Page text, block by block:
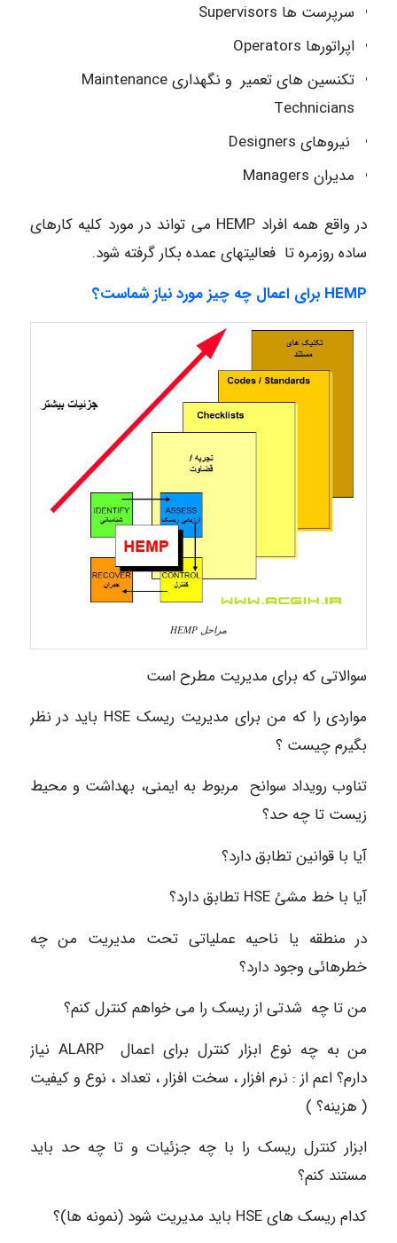
سرپرست ها Supervisors
اپراتورها Operators
تکنسین های تعمیر و نگهداری Maintenance
Technicians
نیروهای Designers
مدیران Managers
در واقع همه افراد HEMP می تواند در مورد کلیه کارهای
ساده روزمره تا فعالیتهای عمده بکار گرفته شود.
HEMP برای اعمال چه چیز مورد نیاز شماست؟
مراحل HEMP
سوالاتی که برای مدیریت مطرح است
مواردی را که من برای مدیریت ریسک HSE باید در نظر
بگیرم چیست ؟
تناوب رویداد سوانح مربوط به ایمنی، بهداشت و محیط
زیست تا چه حد؟
آیا با قوانین تطابق دارد؟
آیا با خط مشئ HSE تطابق دارد؟
در منطقه یا ناحیه عملیاتی تحت مدیریت من چه
خطرهائی وجود دارد؟
من تا چه شدتی از ریسک را می خواهم کنترل کنم؟
من به چه نوع ابزار کنترل برای اعمال ALARP نیاز
دارم؟ اعم از : نرم افزار ، سخت افزار ، تعداد ، نوع و کیفیت
( هزینه؟ )
ابزار کنترل ریسک را با چه جزئیات و تا چه حد باید
مستند کنم؟
کدام ریسک های HSE باید مدیریت شود (نمونه ها)؟